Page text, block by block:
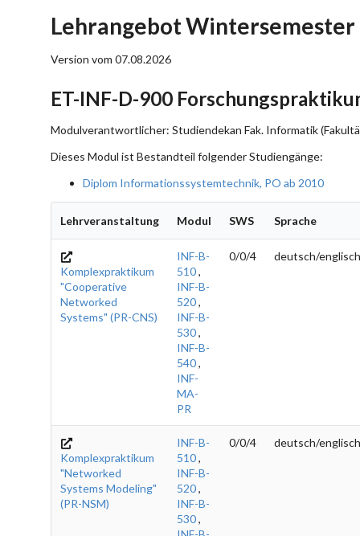
Lehrangebot Wintersemester
Version vom 07.08.2026
ET-INF-D-900
Modulverantwortlicher: Studiendekan Fak. Informatik
Dieses Modul ist Bestandteil folgender Studiengänge:
Diplom Informationssystemtechnik, PO ab 2010
Lehrveranstaltung Modul SWS Sprache
Komplexpraktikum
"Cooperative
Networked
Systems" (PR-CNS)
INF-B-
510,
INF-B-
520,
INF-B-
530,
INF-B-
540,
INF-
MA-
PR
0/0/4 deutsch/englisch
Komplexpraktikum
"Networked
Systems Modeling"
(PR-NSM)
INF-B-
510,
INF-B-
520,
INF-B-
530,
0/0/4 deutsch/englisch